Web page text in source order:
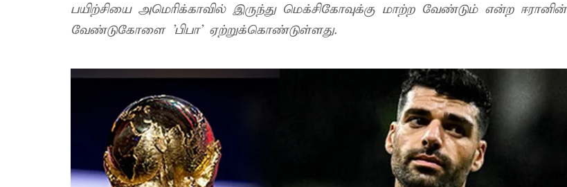
பயிற்சியை அமெரிக்காவில் இருந்து மெக்சிகோவுக்கு மாற்ற வேண்டும் என்ற ஈரானின்
வேண்டுகோளை 'பிபா' ஏற்றுக்கொண்டுள்ளது.